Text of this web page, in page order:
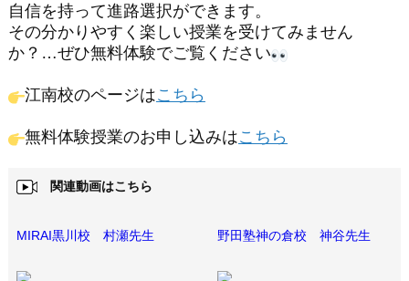
自信を持って進路選択ができます。
その分かりやすく楽しい授業を受けてみません
か？…ぜひ無料体験でご覧ください
江南校のページはこちら
無料体験授業のお申し込みはこちら
関連動画はこちら
MIRAI黒川校 村瀬先生 野田塾神の倉校 神谷先生